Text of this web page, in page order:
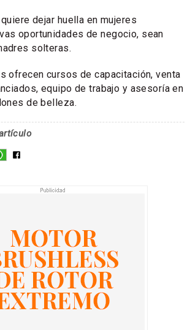
dejar huella en mujeres
oportunidades de negocio, sean
solteras.
ofrecen cursos de capacitación, venta
equipo de trabajo y asesoría en
de belleza.